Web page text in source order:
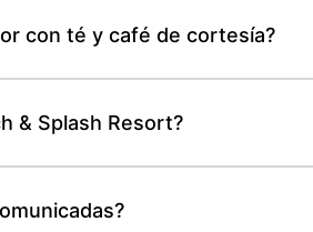
con té y café de cortesía?
& Splash Resort?